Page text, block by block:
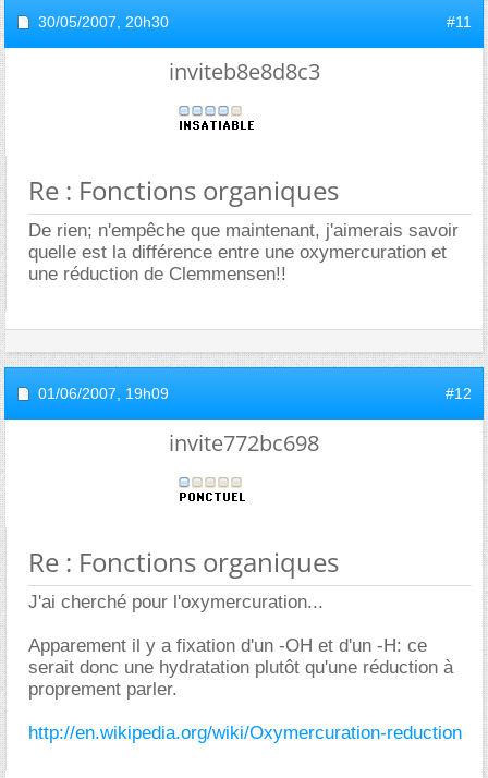
30/05/2007, 20h30 #11
inviteb8e8d8c3
Re : Fonctions organiques
De rien; n'empêche que maintenant, j'aimerais savoir
quelle est la différence entre une oxymercuration et
une réduction de Clemmensen!!
01/06/2007, 19h09 #12
invite772bc698
Re : Fonctions organiques
J'ai cherché pour l'oxymercuration...
Apparement il y a fixation d'un -OH et d'un -H: ce
serait donc une hydratation plutôt qu'une réduction à
proprement parler.
http://en.wikipedia.org/wiki/Oxymercuration-reduction